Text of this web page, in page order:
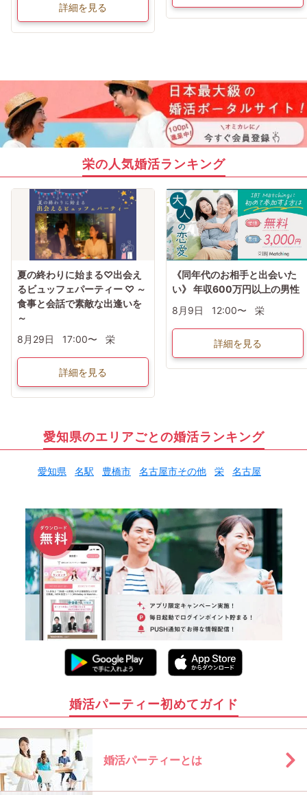
詳細を見る
栄の人気婚活ランキング
夏の終わりに始まる♡出会え
るビュッフェパーティー ♡ ～
食事と会話で素敵な出逢いを
～
8月29日
17:00〜 栄
詳細を見る
《同年代のお相手と出会いた
い》 年収600万円以上の男性
8月9日
12:00〜 栄
詳細を見る
愛知県のエリアごとの婚活ランキング
愛知県 名駅 豊橋市 名古屋市その他 栄 名古屋
婚活パーティー初めてガイド
婚活パーティーとは